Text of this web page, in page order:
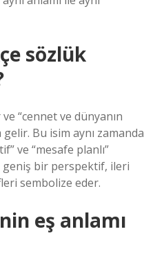
sözlük
“cennet ve dünyanın
Bu isim aynı zamanda
ve “mesafe planlı”
geniş bir perspektif, ileri
sembolize eder.
eş anlamı